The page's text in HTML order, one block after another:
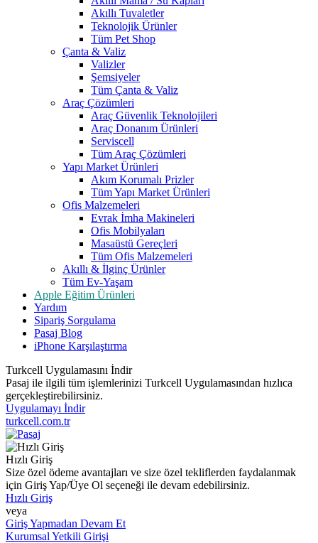
Akıllı Tuvaletler
Teknolojik Ürünler
Tüm Pet Shop
Çanta & Valiz
Valizler
Şemsiyeler
Tüm Çanta & Valiz
Araç Çözümleri
Araç Güvenlik Teknolojileri
Araç Donanım Ürünleri
Serviscell
Tüm Araç Çözümleri
Yapı Market Ürünleri
Akım Korumalı Prizler
Tüm Yapı Market Ürünleri
Ofis Malzemeleri
Evrak İmha Makineleri
Ofis Mobilyaları
Masaüstü Gereçleri
Tüm Ofis Malzemeleri
Akıllı & İlginç Ürünler
Tüm Ev-Yaşam
Apple Eğitim Ürünleri
Yardım
Sipariş Sorgulama
Pasaj Blog
iPhone Karşılaştırma
Turkcell Uygulamasını İndir
Pasaj ile ilgili tüm işlemlerinizi Turkcell Uygulamasından hızlıca
gerçekleştirebilirsiniz.
Uygulamayı İndir
turkcell.com.tr
Hızlı Giriş
Size özel ödeme avantajları ve size özel tekliflerden faydalanmak
için Giriş Yap/Üye Ol seçeneği ile devam edebilirsiniz.
Hızlı Giriş
veya
Giriş Yapmadan Devam Et
Kurumsal Yetkili Girişi